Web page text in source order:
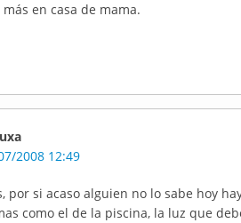
en casa de mama.
2008 12:49
por si acaso alguien no lo sabe hoy
como el de la piscina, la luz que